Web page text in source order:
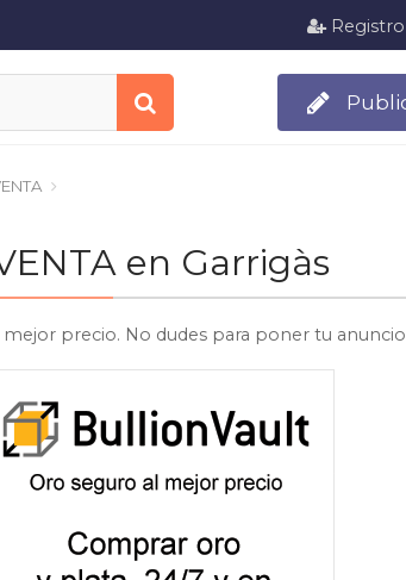
Registro
en Garrigàs
precio. No dudes para poner tu